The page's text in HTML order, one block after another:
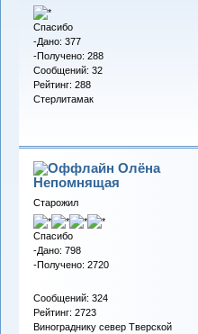
Спасибо
-Дано: 377
-Получено: 288
Сообщений: 32
Рейтинг: 288
Стерлитамак
Олёна
Непомнящая
Старожил
Спасибо
-Дано: 798
-Получено: 2720
Сообщений: 324
Рейтинг: 2723
Винограднику север Тверской